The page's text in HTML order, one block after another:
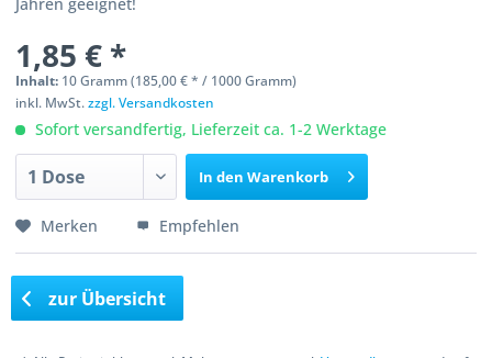
1,85 € *
Inhalt: 10 Gramm (185,00 € * / 1000 Gramm)
inkl. MwSt.zzgl. Versandkosten
Sofort versandfertig, Lieferzeit ca. 1-2 Werktage
In den Warenkorb
Merken Empfehlen
zur Übersicht